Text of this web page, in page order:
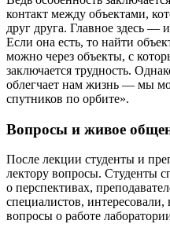
контакт между объектами,
друг друга. Главное здесь —
Если она есть, то найти
можно через объекты, с
заключается трудность.
облегчает нам жизнь — мы
спутников по орбите».
Вопросы и живое
После лекции студенты и
лектору вопросы. Студенты
о перспективах,
специалистов,
вопросы о работе